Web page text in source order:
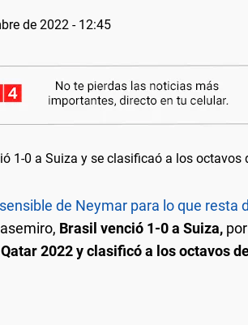
de 2022 - 12:45
de Neymar para lo que resta
Brasil venció 1-0 a Suiza,
2022 y clasificó a los octavos